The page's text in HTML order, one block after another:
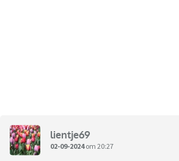
lientje69
02-09-2024om 20:27